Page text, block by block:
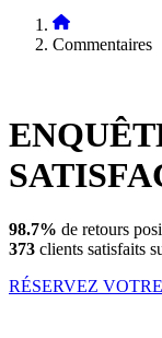
Commentaires
98.7% de retours
373 clients satisfaits
RÉSERVEZ